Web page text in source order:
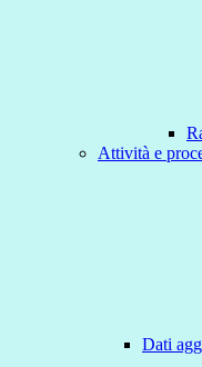
Attività e
Dati